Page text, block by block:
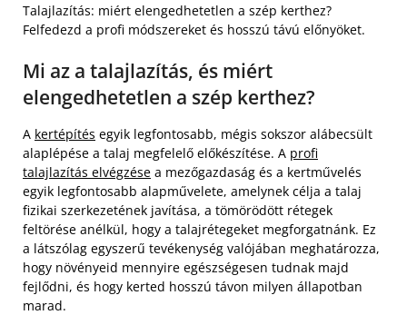
Talajlazítás: miért elengedhetetlen a szép kerthez?
Felfedezd a profi módszereket és hosszú távú előnyöket.
Mi az a talajlazítás, és miért
elengedhetetlen a szép kerthez?
A kertépítés egyik legfontosabb, mégis sokszor alábecsült
alaplépése a talaj megfelelő előkészítése. A profi
talajlazítás elvégzése a mezőgazdaság és a kertművelés
egyik legfontosabb alapművelete, amelynek célja a talaj
fizikai szerkezetének javítása, a tömörödött rétegek
feltörése anélkül, hogy a talajrétegeket megforgatnánk. Ez
a látszólag egyszerű tevékenység valójában meghatározza,
hogy növényeid mennyire egészségesen tudnak majd
fejlődni, és hogy kerted hosszú távon milyen állapotban
marad.